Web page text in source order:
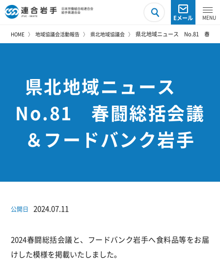
Eメール
HOME 地域協議会活動報告 県北地域協議会 県北地域ニュース No.81 春闘総
県北地域ニュース
No.81 春闘総括会議
＆フードバンク岩手
公開日 2024.07.11
2024春闘総括会議と、フードバンク岩手へ食料品等をお届
けした模様を掲載いたしました。